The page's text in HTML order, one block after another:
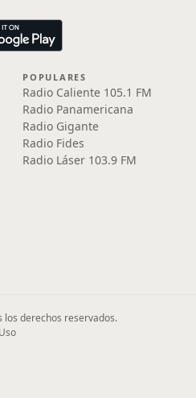
POPULARES
Radio Caliente 105.1 FM
Radio Panamericana
Radio Gigante
Radio Fides
Radio Láser 103.9 FM
los derechos reservados.